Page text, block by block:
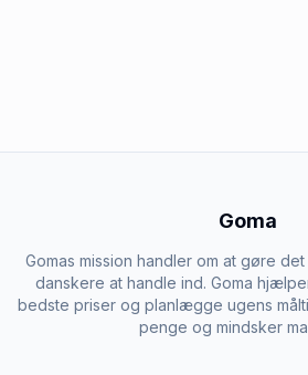
Goma
Gomas mission handler om at gøre
danskere at handle ind. Goma
bedste priser og planlægge ugens
penge og mindsker